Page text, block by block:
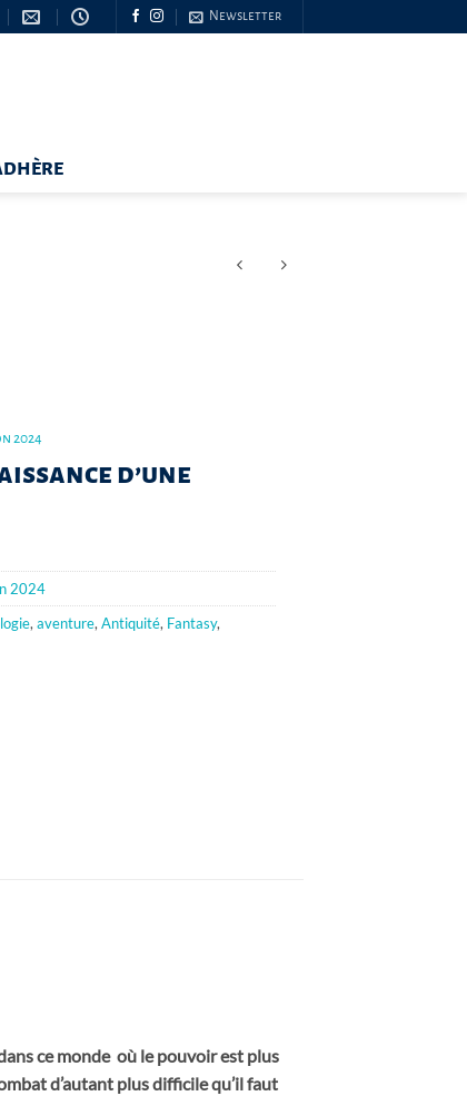
Newsletter
2024
d’une
2024
,aventure,Antiquité, Fantasy,
ce monde où le pouvoir est plus
d’autant plus difficile qu’il faut